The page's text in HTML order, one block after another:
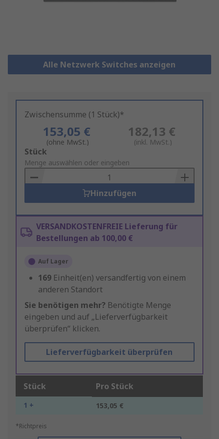
Alle Netzwerk Switches anzeigen
Zwischensumme (1 Stück)*
153,05 €
(ohne MwSt.)
182,13 €
(inkl. MwSt.)
Add
to
Basket
Stück
Menge auswählen oder eingeben
Hinzufügen
VERSANDKOSTENFREIE Lieferung für
Bestellungen ab 100,00 €
Auf Lager
169 Einheit(en) versandfertig von einem
anderen Standort
Sie benötigen mehr? Benötigte Menge
eingeben und auf „Lieferverfügbarkeit
überprüfen“ klicken.
Lieferverfügbarkeit überprüfen
Stück Pro Stück
1 + 153,05 €
*Richtpreis